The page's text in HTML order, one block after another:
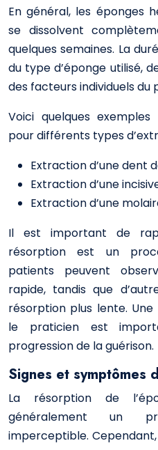
En général, les éponges
se dissolvent
quelques semaines. La
du type d’éponge utilisé,
des facteurs individuels du
Voici quelques
pour différents types
Extraction d’une dent
Extraction d’une
Extraction d’une
Il est important de
résorption est un
patients peuvent
rapide, tandis que
résorption plus lente.
le praticien est
progression de la guérison.
Signes et symptômes
La résorption de
généralement un
imperceptible.